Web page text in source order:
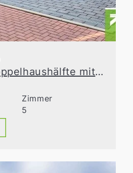
Exklusive Doppelhaushälfte mit großzügiger Raumaufteilung in Top-Lage von Metzkausen
Zimmer
5